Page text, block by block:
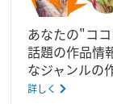
あなたの"コ
話題の作品情
なジャンルの
詳しく